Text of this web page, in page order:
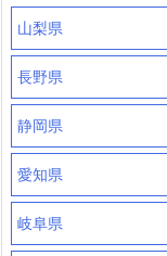
山梨県
長野県
静岡県
愛知県
岐阜県